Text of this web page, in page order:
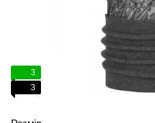
3
3